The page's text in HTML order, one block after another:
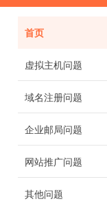
首页
虚拟主机问题
域名注册问题
企业邮局问题
网站推广问题
其他问题